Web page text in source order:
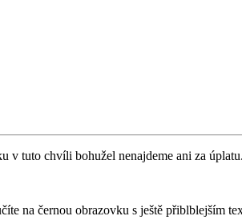
v tuto chvíli bohužel nenajdeme ani za úplatu.
na černou obrazovku s ještě přiblblejším